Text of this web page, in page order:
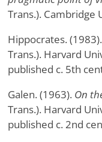
Trans.). Cambridge
Hippocrates.
Trans.). Harvard
published c. 5th
Galen. (1963). On
Trans.). Harvard
published c. 2nd